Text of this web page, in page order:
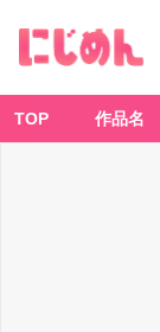
TOP 作品名